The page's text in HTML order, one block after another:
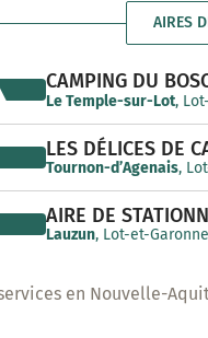
AIRES
CAMPING DU
Le Temple-sur-Lot,
LES DÉLICES DE
Tournon-d’Agenais,
AIRE DE
Lauzun, Lot-et-
en Nouvelle-